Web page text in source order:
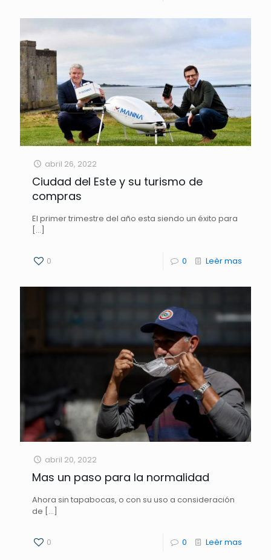
abril 26, 2022
Ciudad del Este y su turismo de
compras
El primer trimestre del año esta siendo un éxito para
[…]
0 0 Leèr mas
abril 20, 2022
Mas un paso para la normalidad
Ahora sin tapabocas, o con su uso a consideración
de […]
0 0 Leèr mas